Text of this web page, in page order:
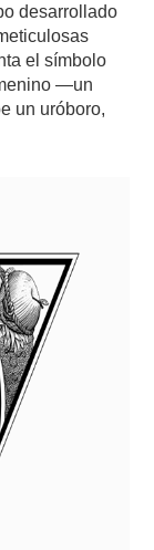
desarrollado
el símbolo
—un
un uróboro,